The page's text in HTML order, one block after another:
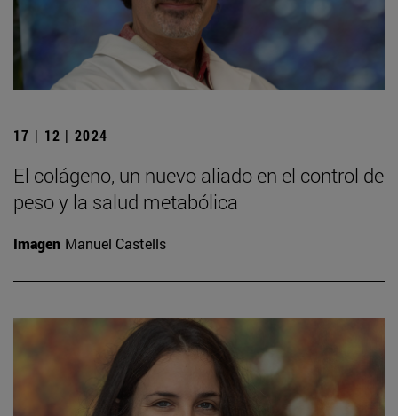
17 | 12 | 2024
El colágeno, un nuevo aliado en el control de
peso y la salud metabólica
Imagen Manuel Castells